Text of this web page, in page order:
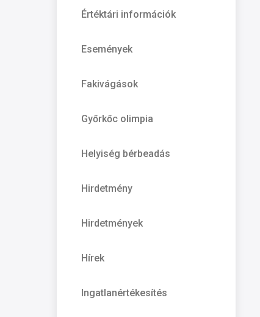
Értéktári információk
Események
Fakivágások
Győrkőc olimpia
Helyiség bérbeadás
Hirdetmény
Hirdetmények
Hírek
Ingatlanértékesítés